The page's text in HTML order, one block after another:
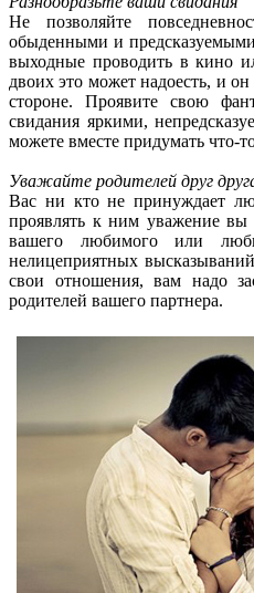
Не позволяйте
обыденными и
выходные проводить в кино
двоих это может надоесть, и он
стороне. Проявите свою
свидания яркими,
можете вместе придумать что-
Уважайте родителей друг
Вас ни кто не принуждает
проявлять к ним уважение
вашего любимого или
нелицеприятных
свои отношения, вам надо
родителей вашего партнера.